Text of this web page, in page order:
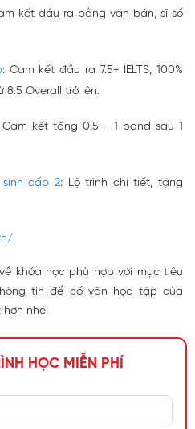
kết đầu ra bằng văn bản, sĩ số
: Cam kết đầu ra 7.5+ IELTS, 100%
Overall trở lên.
Cam kết tăng 0.5 - 1 band sau 1
sinh cấp 2: Lộ trình chi tiết, tặng
khóa học phù hợp với mục tiêu
tin để cố vấn học tập của
nhé!
HỌC MIỄN PHÍ